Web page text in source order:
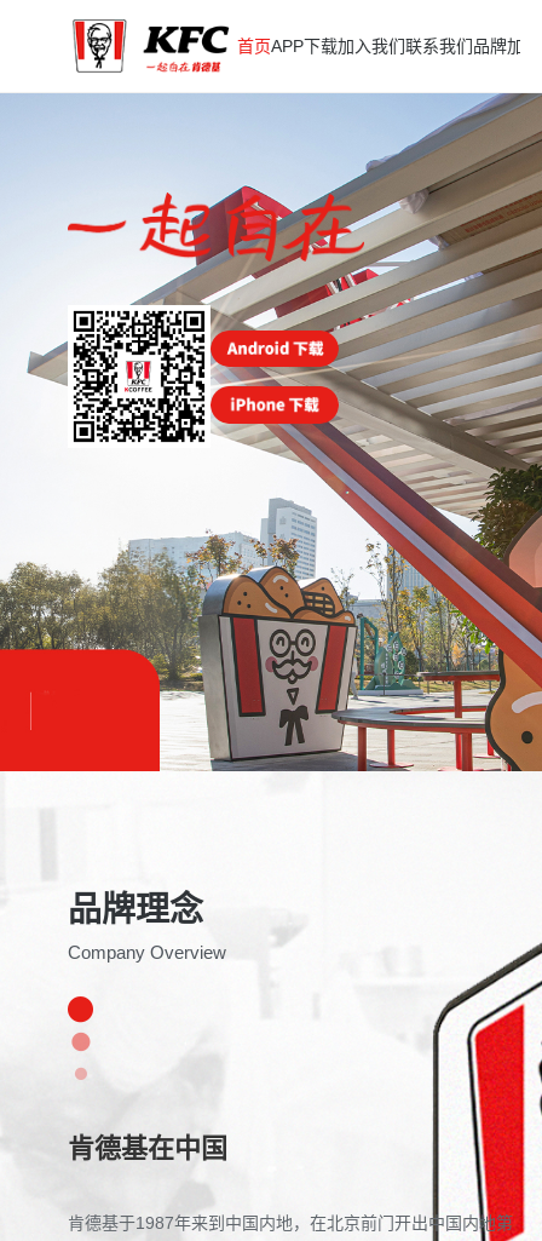
首页APP下载加入我们联系我们品牌加盟
品牌理念
Company Overview
肯德基在中国
肯德基于1987年来到中国内地，在北京前门开出中国内地第